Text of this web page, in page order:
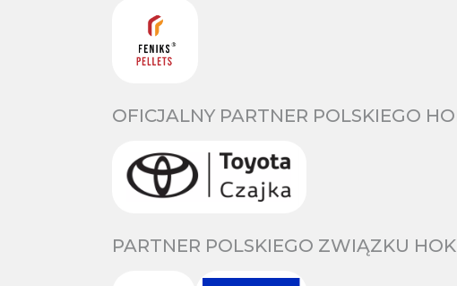
OFICJALNY PARTNER POLSKIEGO
PARTNER POLSKIEGO ZWIĄZKU